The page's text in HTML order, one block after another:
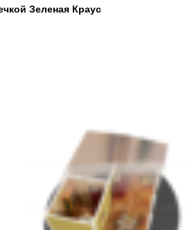
Зеленая Краус